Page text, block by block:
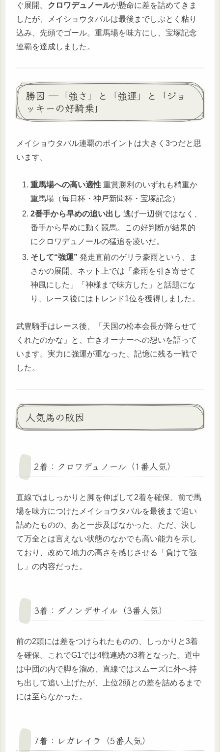
ぐ展開。 クロワデュノールが懸命に差を詰めてきま
したが、メイショウタバルは最後までしぶとく粘り
込み、先頭でゴール。重馬場を味方にし、宝塚記念
連覇を達成しました。
勝因 ―「強さ」と「強運」と「ジョ
ッキーの好騎乗」
メイショウタバル連覇のポイントは大きく3つだと思
います。
重馬場への高い適性 重賞勝利のいずれも稍重か
重馬場（毎日杯・神戸新聞杯・宝塚記念）
2番手から早めの追い出し 逃げ一辺倒ではなく、
番手から早めに動く競馬。この好判断が結果的
にクロワデュノールの猛追を凌いだ。
そして“強運” 発走直前のゲリラ豪雨という、ま
さかの展開。ネット上では「豪雨を引き寄せて
神風にした」「神様まで味方した」と話題にな
り、レース後にはトレンド1位を獲得しました。
武豊騎手はレース後、「天国の松本会長が降らせて
くれたのかな」と、亡きオーナーへの想いを語って
います。実力に強運が重なった、記憶に残る一戦で
した。
人気馬の敗因
2着：クロワデュノール（1番人気）
直線ではしっかりと脚を伸ばして2着を確保。前で馬
場を味方につけたメイショウタバルを最後まで追い
詰めたものの、あと一歩及ばなかった。ただ、決し
て万全とは言えない状態のなかでも高い能力を示し
ており、改めて地力の高さを感じさせる「負けて強
し」の内容だった。
3着：ダノンデサイル（3番人気）
前の2頭には差をつけられたものの、しっかりと3着
を確保。これでG1では4戦連続の3着となった。道中
は中団の内で脚を溜め、直線ではスムーズに外へ持
ち出して追い上げたが、上位2頭との差を詰めるまで
には至らなかった。
7着：レガレイラ（5番人気）